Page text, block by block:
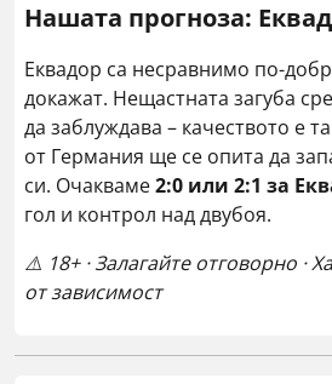
Нашата прогноза:
Еквадор са несравнимо по-
докажат. Нещастната загуба
да заблуждава – качеството е
от Германия ще се опита да
си. Очакваме2:0 или 2:1 за
гол и контрол над двубоя.
⚠️ 18+ · Залагайте отговорно ·
от зависимост